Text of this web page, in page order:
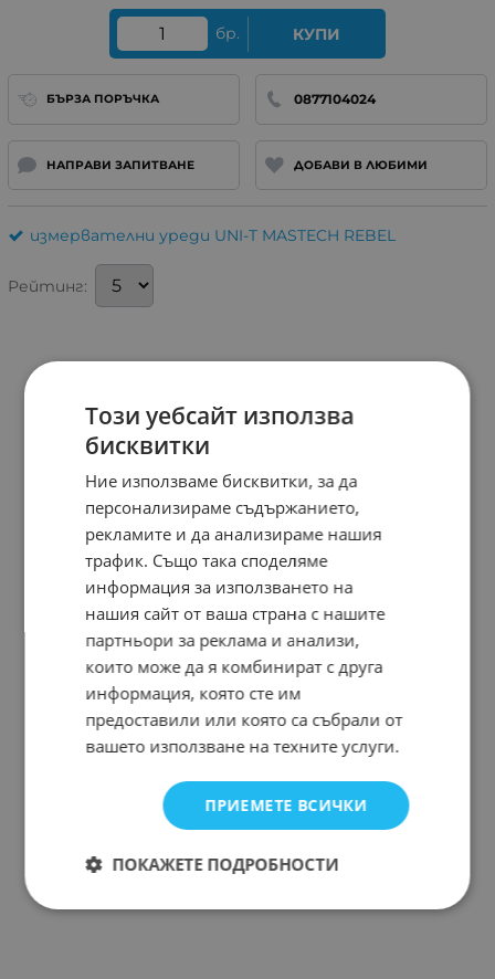
бр. КУПИ
БЪРЗА ПОРЪЧКА 0877104024
НАПРАВИ ЗАПИТВАНЕ ДОБАВИ В ЛЮБИМИ
измервателни уреди UNI-T MASTECH REBEL
Рейтинг:
Този уебсайт използва
бисквитки
Ние използваме бисквитки, за да
персонализираме съдържанието,
рекламите и да анализираме нашия
трафик. Също така споделяме
информация за използването на
нашия сайт от ваша страна с нашите
партньори за реклама и анализи,
които може да я комбинират с друга
информация, която сте им
предоставили или която са събрали от
вашето използване на техните услуги.
ПРИЕМЕТЕ ВСИЧКИ
ПОКАЖЕТЕ ПОДРОБНОСТИ